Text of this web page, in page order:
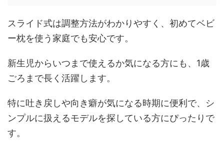
スライド式は調整方法がわかりやすく、初めてベビ
ー枕を使う家庭でも安心です。
新生児からいつまで使えるか気になる方にも、1歳
ごろまで長く活躍します。
特に吐き戻しや向き癖が気になる時期に便利で、シ
ンプルに扱えるモデルを探している方にぴったりで
す。